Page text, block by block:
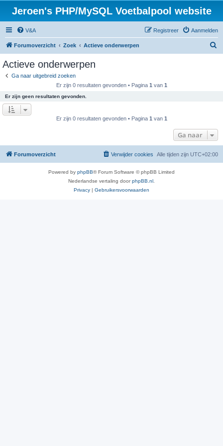
Jeroen's PHP/MySQL Voetbalpool website
V&A Aanmelden
Registreer
Forumoverzicht Zoek Actieve onderwerpen
Actieve onderwerpen
Ga naar uitgebreid zoeken
Er zijn 0 resultaten gevonden • Pagina 1 van 1
Er zijn geen resultaten gevonden.
Er zijn 0 resultaten gevonden • Pagina 1 van 1
Ga naar
Forumoverzicht Alle tijden zijn UTC+02:00
Verwijder cookies
Powered by phpBB® Forum Software © phpBB Limited
Nederlandse vertaling doorphpBB.nl
Privacy | Gebruikersvoorwaarden